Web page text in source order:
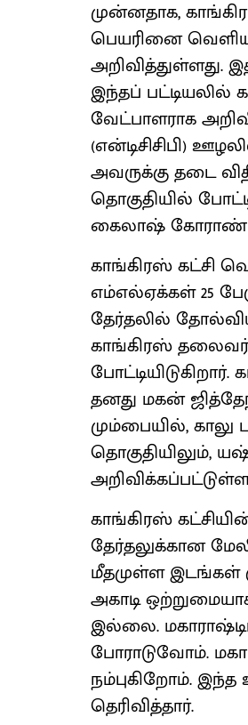
முன்னதாக,
பெயரினை
அறிவித்துள்ளது.
இந்தப் பட்டியலில்
வேட்பாளராக
(என்டிசிசிபி)
அவருக்கு தடை
தொகுதியில்
கைலாஷ்
காங்கிரஸ் கட்சி
எம்எல்ஏக்கள் 25
தேர்தலில்
காங்கிரஸ் தலைவர்
தனது மகன்
மும்பையில், காலு
தொகுதியிலும்,
காங்கிரஸ்
தேர்தலுக்கான
மீதமுள்ள இடங்கள்
அகாடி
இல்லை.
போராடுவோம்.
நம்புகிறோம்.
தெரிவித்தார்.